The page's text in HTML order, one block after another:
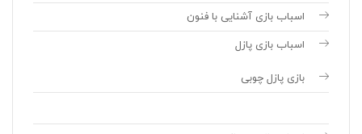
اسباب بازی آشنایی با فنون
اسباب بازی پازل
بازی پازل چوبی